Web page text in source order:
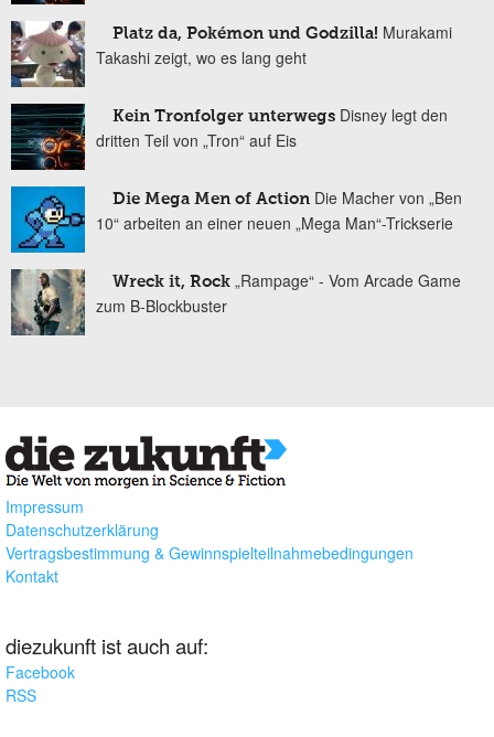
Platz da, Pokémon und Godzilla! Murakami
Takashi zeigt, wo es lang geht
Kein Tronfolger unterwegs Disney legt den
dritten Teil von „Tron“ auf Eis
Die Mega Men of Action Die Macher von „Ben
10“ arbeiten an einer neuen „Mega Man“-Trickserie
Wreck it, Rock „Rampage“ - Vom Arcade Game
zum B-Blockbuster
Impressum
Datenschutzerklärung
Vertragsbestimmung & Gewinnspielteilnahmebedingungen
Kontakt
diezukunft ist auch auf:
Facebook
RSS